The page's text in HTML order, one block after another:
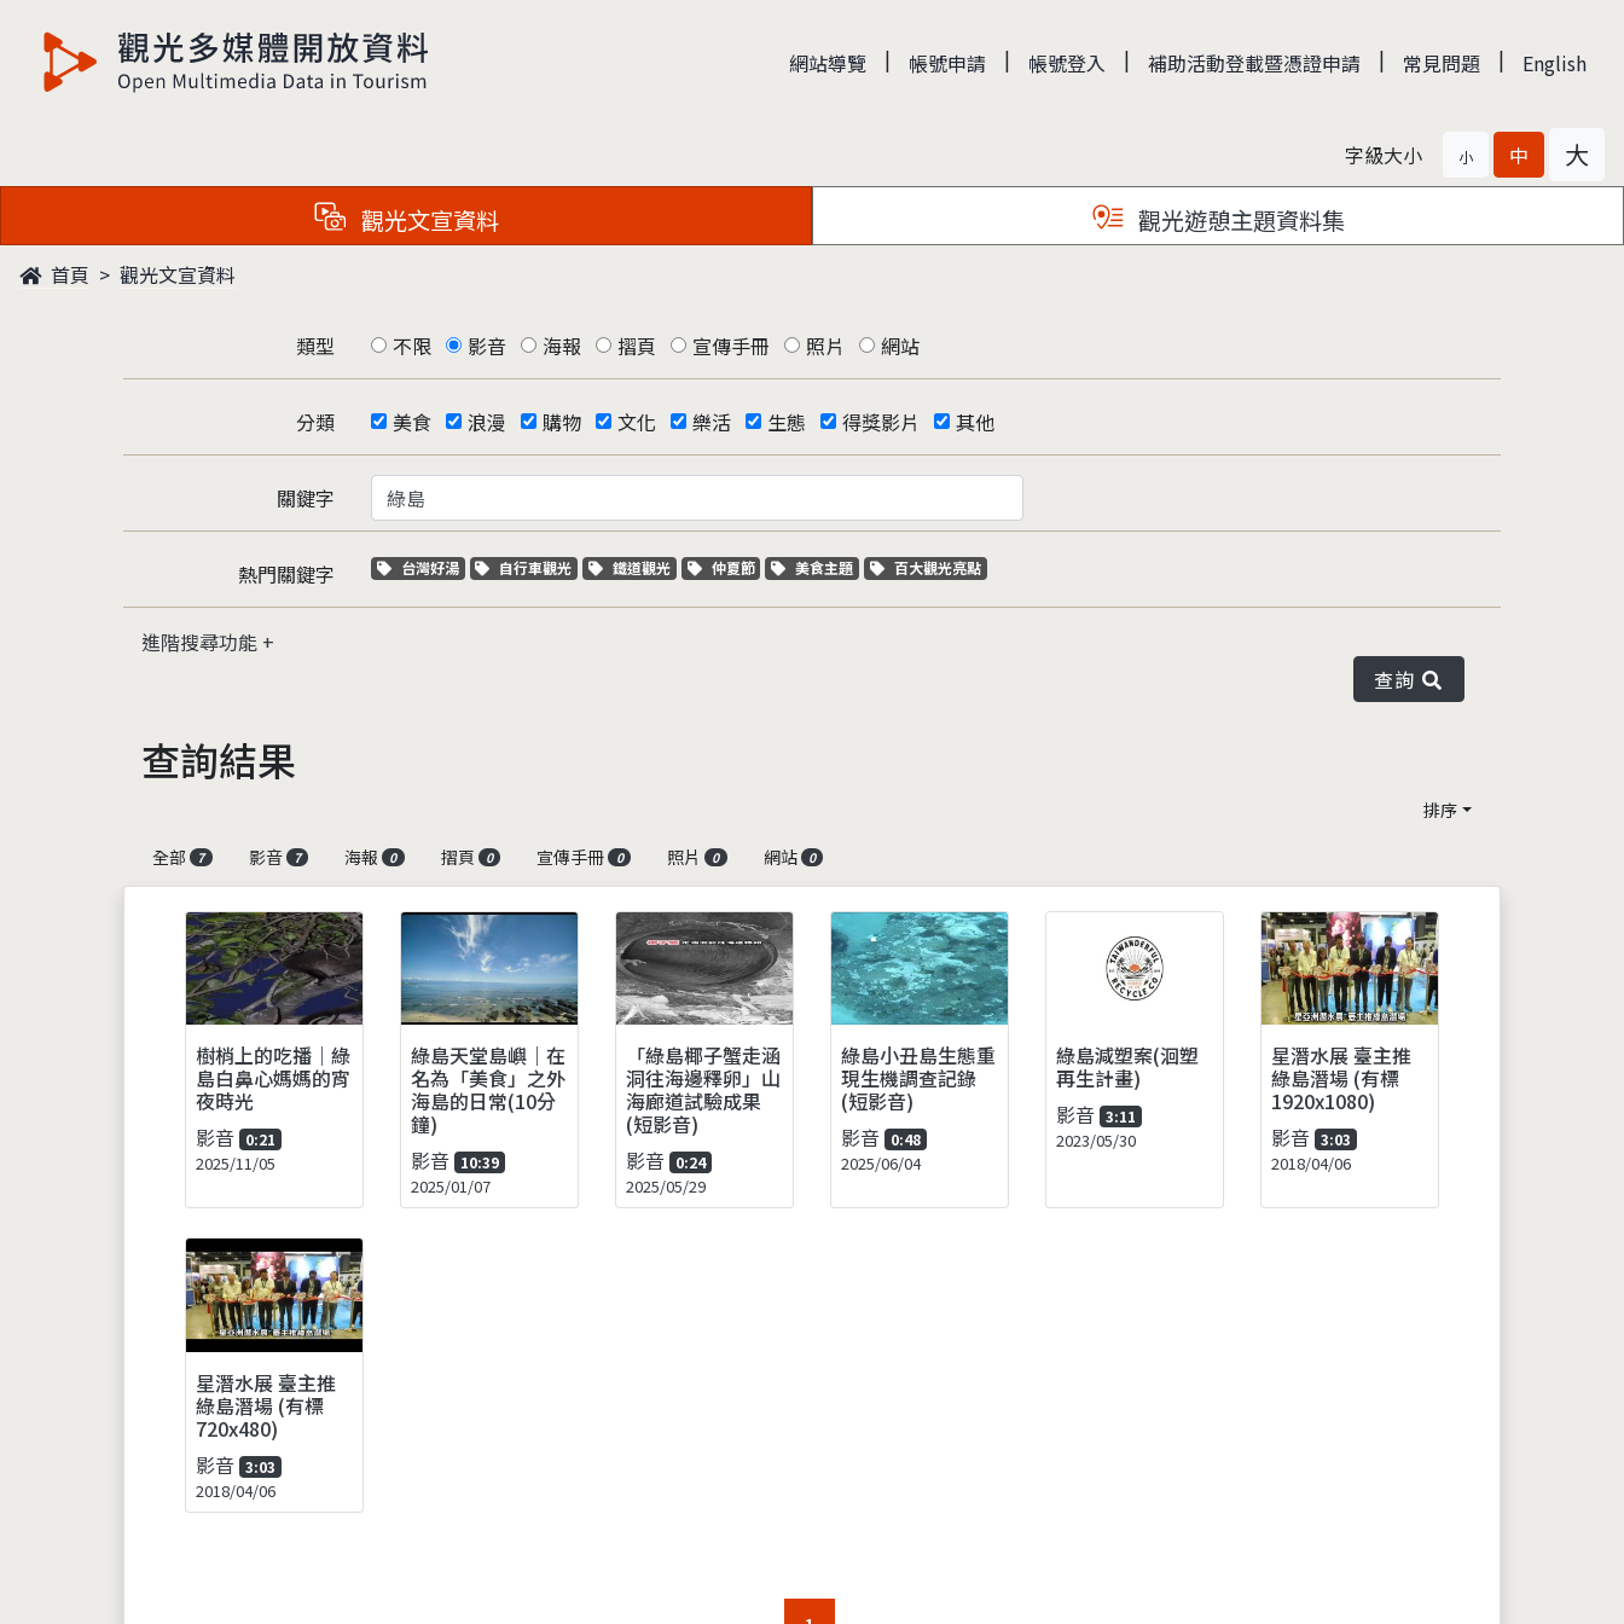
觀光多媒體開放資料 網站導覽 | 帳號申請 | 帳號登入 | 補助活動登載暨憑證申請 | 常見問題 | English
字級大小 小 中 大
觀光文宣資料 觀光遊憩主題資料集
首頁 觀光文宣資料
類型 不限 影音 海報 摺頁 宣傳手冊 照片 網站
分類 美食 浪漫 購物 文化 樂活 生態 得獎影片 其他
關鍵字
熱門關鍵字 關鍵字標籤
台灣好湯 關鍵字標籤
自行車觀光 關鍵字標籤
鐵道觀光 關鍵字標籤
仲夏節 關鍵字標籤
美食主題 關鍵字標籤
百大觀光亮點
進階搜尋功能
查詢
查詢結果
排序
全部
7 影音 7 海報 0 摺頁 0 宣傳手冊 0 照片 0 網站 0
樹梢上的吃播｜綠
島白鼻心媽媽的宵
夜時光
影音 0:21
2025/11/05
綠島天堂島嶼｜在
名為「美食」之外
海島的日常(10分
鐘)
影音 10:39
2025/01/07
「綠島椰子蟹走涵
洞往海邊釋卵」山
海廊道試驗成果
(短影音)
影音 0:24
2025/05/29
綠島小丑島生態重
現生機調查記錄
(短影音)
影音 0:48
2025/06/04
綠島減塑案(洄塑
再生計畫)
影音 3:11
2023/05/30
星潛水展 臺主推
綠島潛場 (有標
1920x1080)
影音 3:03
2018/04/06
星潛水展 臺主推
綠島潛場 (有標
720x480)
影音 3:03
2018/04/06